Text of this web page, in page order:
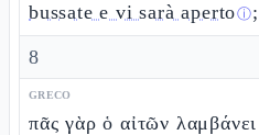
bussate e vi sarà apertoⓘ;
8
GRECO
πᾶς γὰρ ὁ αἰτῶν